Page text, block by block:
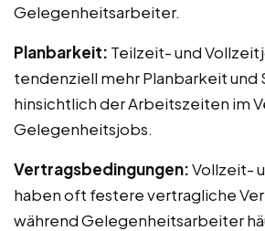
Gelegenheitsarbeiter.
Planbarkeit: Teilzeit- und
tendenziell mehr Planbarkeit und
hinsichtlich der Arbeitszeiten im
Gelegenheitsjobs.
Vertragsbedingungen:Vollzeit-
haben oft festere vertragliche
während Gelegenheitsarbeiter